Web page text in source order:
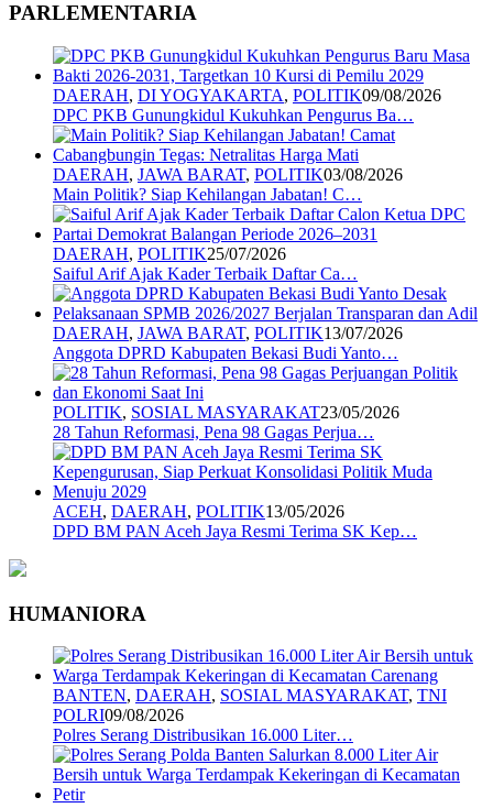
PARLEMENTARIA
DAERAH, DI YOGYAKARTA, POLITIK09/08/2026
DPC PKB Gunungkidul Kukuhkan Pengurus Ba…
DAERAH, JAWA BARAT, POLITIK03/08/2026
Main Politik? Siap Kehilangan Jabatan! C…
DAERAH, POLITIK25/07/2026
Saiful Arif Ajak Kader Terbaik Daftar Ca…
DAERAH, JAWA BARAT, POLITIK13/07/2026
Anggota DPRD Kabupaten Bekasi Budi Yanto…
POLITIK, SOSIAL MASYARAKAT23/05/2026
28 Tahun Reformasi, Pena 98 Gagas Perjua…
ACEH, DAERAH, POLITIK13/05/2026
DPD BM PAN Aceh Jaya Resmi Terima SK Kep…
HUMANIORA
BANTEN, DAERAH, SOSIAL MASYARAKAT, TNI
POLRI09/08/2026
Polres Serang Distribusikan 16.000 Liter…